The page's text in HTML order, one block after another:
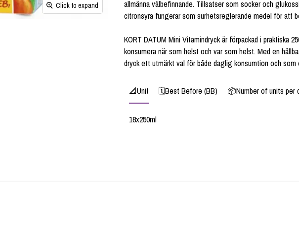
Click to expand
allmänna välbefinnande. Tillsatser som socker och
citronsyra fungerar som surhetsreglerande medel för att
KORT DATUM Mini Vitamindryck är förpackad i praktiska
konsumera när som helst och var som helst. Med en
dryck ett utmärkt val för både daglig konsumtion och som
📐Unit 🗓️Best Before (BB) 📦Number of units per
18x250ml